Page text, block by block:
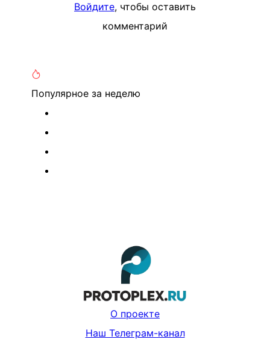
Войдите, чтобы оставить
комментарий
Популярное за неделю
О проекте
Наш Телеграм-канал